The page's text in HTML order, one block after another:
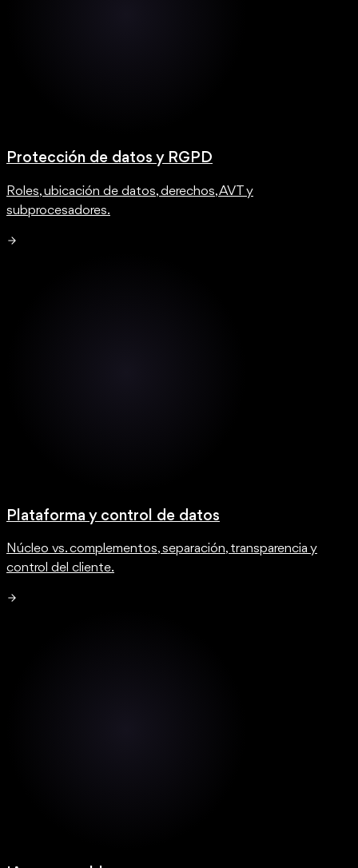
Protección de datos y RGPD
Roles, ubicación de datos, derechos, AVT y
subprocesadores.
Plataforma y control de datos
Núcleo vs. complementos, separación, transparencia y
control del cliente.